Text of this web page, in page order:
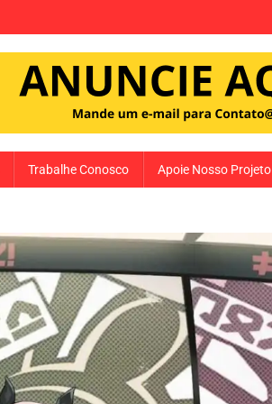
Trabalhe Conosco Apoie Nosso Projeto